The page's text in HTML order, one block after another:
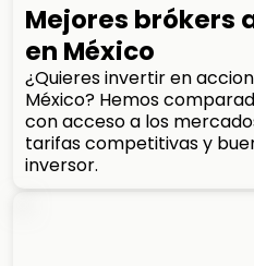
Mejores brókers
en México
¿Quieres invertir en
México? Hemos
con acceso a los
tarifas competitivas y
inversor.